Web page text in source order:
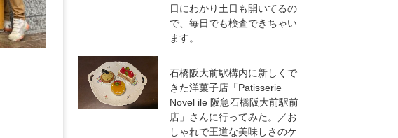
日にわかり土日も開いてるの
で、毎日でも検査できちゃい
ます。
石橋阪大前駅構内に新しくで
きた洋菓子店「Patisserie
Novel ile 阪急石橋阪大前駅前
店」さんに行ってみた。／お
しゃれで王道な美味しさのケ